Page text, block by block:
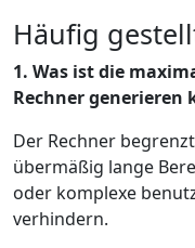
Häufig
1. Was ist die
Rechner generieren
Der Rechner
übermäßig lange
oder komplexe
verhindern.